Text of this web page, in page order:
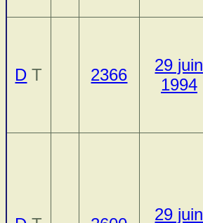
D T 2366
29 juin
1994
29 juin